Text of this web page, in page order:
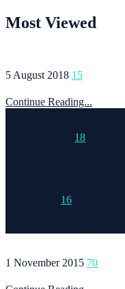
Most Viewed
5 August 2018 15
Continue Reading...
18
16
1 November 2015 70